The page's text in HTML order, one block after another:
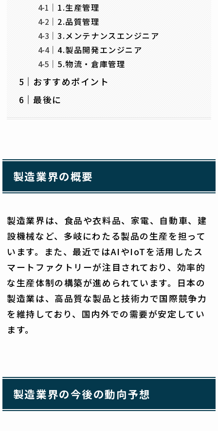
1.生産管理
2.品質管理
3.メンテナンスエンジニア
4.製品開発エンジニア
5.物流・倉庫管理
おすすめポイント
最後に
製造業界の概要
製造業界は、食品や衣料品、家電、自動車、建
設機械など、多岐にわたる製品の生産を担って
います。また、最近ではAIやIoTを活用したス
マートファクトリーが注目されており、効率的
な生産体制の構築が進められています。日本の
製造業は、高品質な製品と技術力で国際競争力
を維持しており、国内外での需要が安定してい
ます。
製造業界の今後の動向予想